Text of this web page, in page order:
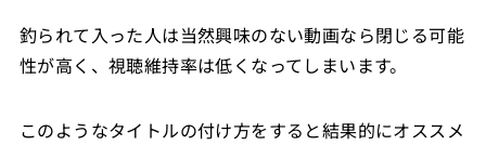
釣られて入った人は当然興味のない動画なら閉じる可能
性が高く、視聴維持率は低くなってしまいます。
このようなタイトルの付け方をすると結果的にオススメ